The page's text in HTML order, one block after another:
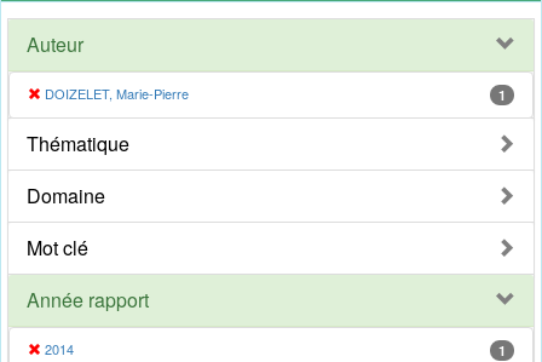
Auteur
DOIZELET, Marie-Pierre 1
Thématique
Domaine
Mot clé
Année rapport
2014 1